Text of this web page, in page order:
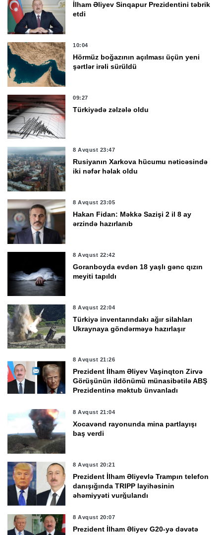
İlham Əliyev Sinqapur Prezidentini təbrik
etdi
10:04
Hörmüz boğazının açılması üçün yeni
şərtlər irəli sürüldü
09:27
Türkiyədə zəlzələ oldu
8 Avqust 23:47
Rusiyanın Xarkova hücumu nəticəsində
iki nəfər həlak oldu
8 Avqust 23:05
Hakan Fidan: Məkkə Sazişi 2 il 8 ay
ərzində hazırlanıb
8 Avqust 22:42
Goranboyda evdən 18 yaşlı gənc qızın
meyiti tapıldı
8 Avqust 22:04
Türkiyə inventarındakı ağır silahları
Ukraynaya göndərməyə hazırlaşır
8 Avqust 21:26
Prezident İlham Əliyev Vaşinqton Zirvə
Görüşünün ildönümü münasibətilə ABŞ
Prezidentinə məktub ünvanladı
8 Avqust 21:04
Xocavənd rayonunda mina partlayışı
baş verdi
8 Avqust 20:21
Prezident İlham Əliyevlə Trampın telefon
danışığında TRIPP layihəsinin
əhəmiyyəti vurğulandı
8 Avqust 20:07
Prezident İlham Əliyev G20-yə dəvətə